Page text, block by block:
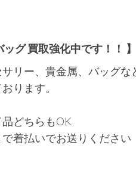
グ 買取強化中です！！ 】
リー、貴金属、バッグな
ります。
どちらもOK
着払いでお送りください